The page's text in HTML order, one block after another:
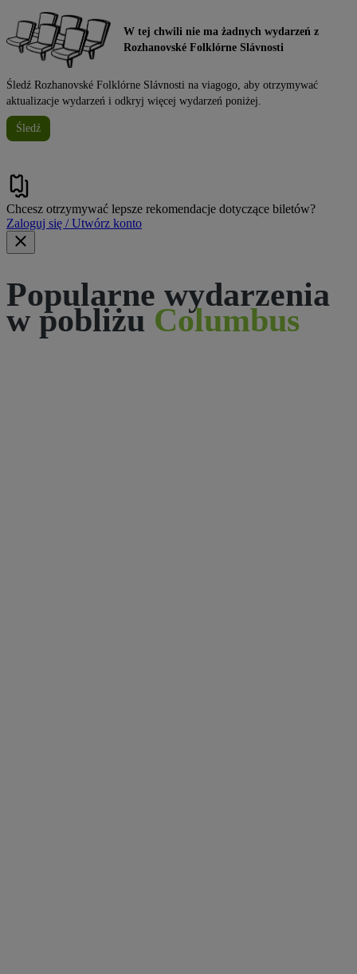
W tej chwili nie ma żadnych wydarzeń z
Rozhanovské Folklórne Slávnosti
Śledź Rozhanovské Folklórne Slávnosti na viagogo, aby otrzymywać
aktualizacje wydarzeń i odkryj więcej wydarzeń poniżej.
Śledź
Chcesz otrzymywać lepsze rekomendacje dotyczące biletów?
Zaloguj się / Utwórz konto
Popularne wydarzenia
w pobliżu Columbus